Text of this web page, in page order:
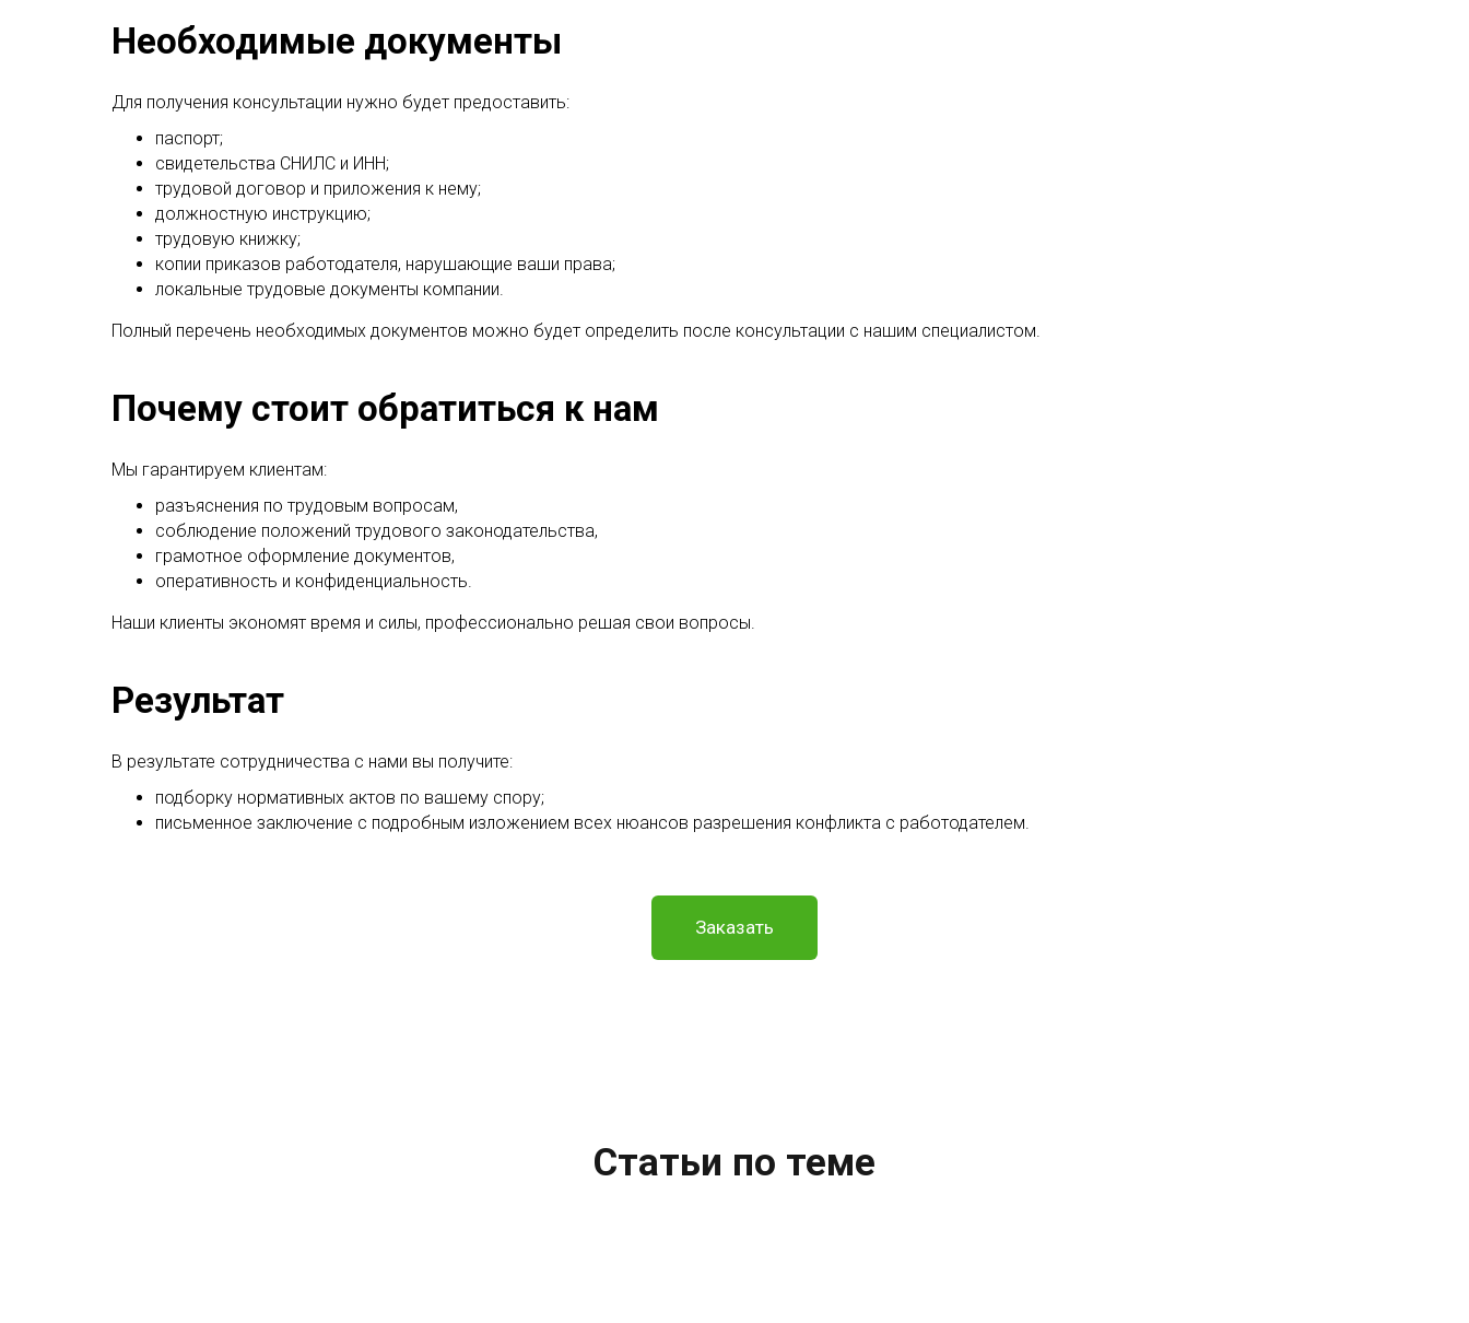
Необходимые документы
Для получения консультации нужно будет предоставить:
паспорт;
свидетельства СНИЛС и ИНН;
трудовой договор и приложения к нему;
должностную инструкцию;
трудовую книжку;
копии приказов работодателя, нарушающие ваши права;
локальные трудовые документы компании.
Полный перечень необходимых документов можно будет определить после консультации с нашим специалистом.
Почему стоит обратиться к нам
Мы гарантируем клиентам:
разъяснения по трудовым вопросам,
соблюдение положений трудового законодательства,
грамотное оформление документов,
оперативность и конфиденциальность.
Наши клиенты экономят время и силы, профессионально решая свои вопросы.
Результат
В результате сотрудничества с нами вы получите:
подборку нормативных актов по вашему спору;
письменное заключение с подробным изложением всех нюансов разрешения конфликта с работодателем.
Заказать
Статьи по теме